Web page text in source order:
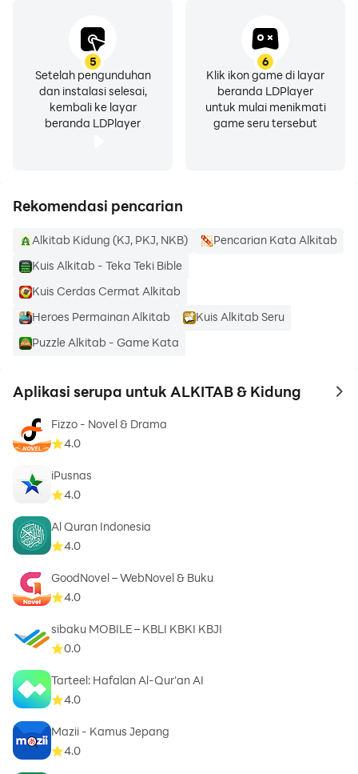
gulbers.net@gmail.com sehingga kami dapat segera
memperbaikinya.
Penambahan fitur berdasarkan masukan dari para
pengguna applikasi ini sedang dalam pengembangan.
5
Setelah pengunduhan
dan instalasi selesai,
kembali ke layar
beranda LDPlayer
6
Klik ikon game di layar
beranda LDPlayer
untuk mulai menikmati
game seru tersebut
Rekomendasi pencarian
Alkitab Kidung (KJ, PKJ, NKB)
Pencarian Kata Alkitab
Kuis Alkitab - Teka Teki Bible
Kuis Cerdas Cermat Alkitab
Heroes Permainan Alkitab
Kuis Alkitab Seru
Puzzle Alkitab - Game Kata
Aplikasi serupa untuk ALKITAB & Kidung to
Fizzo - Novel & Drama
4.0
iPusnas
4.0
Al Quran Indonesia
4.0
GoodNovel – WebNovel & Buku
4.0
sibaku MOBILE – KBLI KBKI KBJI
0.0
Tarteel: Hafalan Al-Qur'an AI
4.0
Mazii - Kamus Jepang
4.0